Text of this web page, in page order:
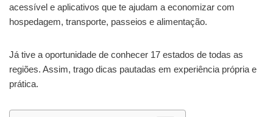
acessível e aplicativos que te ajudam a economizar com
hospedagem, transporte, passeios e alimentação.
Já tive a oportunidade de conhecer 17 estados de todas as
regiões. Assim, trago dicas pautadas em experiência própria e
prática.